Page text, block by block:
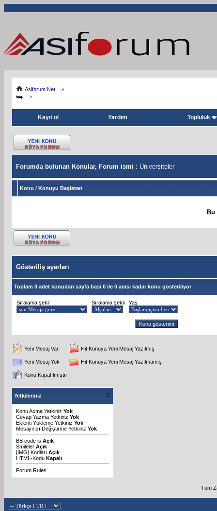
Asiforum.Net
Kayıt ol Yardım Topluluk
Forumda bulunan Konular, Forum ismi : Üniversiteler
Konu / Konuyu Başlatan
Bu
Gösteriliş ayarları
Toplam 0 adet konudan sayfa basi 0 ile 0 arasi kadar konu gösteriliyor
Sıralama şekli Sıralama şekli Yaş
Yeni Mesaj Var Hit Konuya Yeni Mesaj Yazılmış
Yeni Mesaj Yok Hit Konuya Yeni Mesaj Yazılmamış
Konu Kapatılmıştır
Yetkileriniz
Konu Acma Yetkiniz Yok
Cevap Yazma Yetkiniz Yok
Eklenti Yükleme Yetkiniz Yok
Mesajınızı Değiştirme Yetkiniz Yok
BB code is Açık
Smileler Açık
[IMG] Kodları Açık
HTML-Kodu Kapalı
Forum Rules
Tüm